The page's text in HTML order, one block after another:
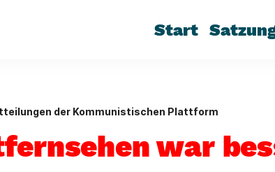
Start
der Kommunistischen Plattform
war